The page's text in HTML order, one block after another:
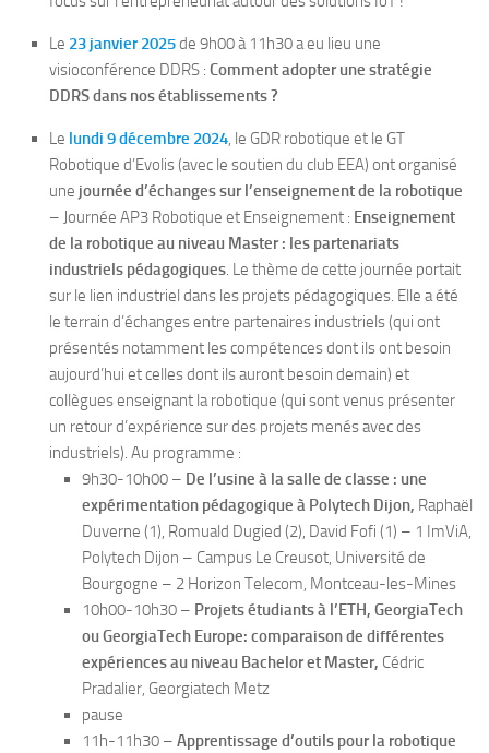
Le 23 janvier 2025de 9h00 à 11h30 a eu lieu une
visioconférence DDRS : Comment adopter une stratégie
DDRS dans nos établissements ?
Le lundi 9 décembre 2024, le GDR robotique et le GT
Robotique d’Evolis (avec le soutien du club EEA) ont organisé
une journée d’échanges sur l’enseignement de la robotique
– Journée AP3 Robotique et Enseignement : Enseignement
de la robotique au niveau Master : les partenariats
industriels pédagogiques. Le thème de cette journée portait
sur le lien industriel dans les projets pédagogiques. Elle a été
le terrain d’échanges entre partenaires industriels (qui ont
présentés notamment les compétences dont ils ont besoin
aujourd’hui et celles dont ils auront besoin demain) et
collègues enseignant la robotique (qui sont venus présenter
un retour d’expérience sur des projets menés avec des
industriels). Au programme :
9h30-10h00 – De l’usine à la salle de classe : une
expérimentation pédagogique à Polytech Dijon, Raphaël
Duverne (1), Romuald Dugied (2), David Fofi (1) – 1 ImViA,
Polytech Dijon – Campus Le Creusot, Université de
Bourgogne – 2 Horizon Telecom, Montceau-les-Mines
10h00-10h30 – Projets étudiants à l’ETH, GeorgiaTech
ou GeorgiaTech Europe: comparaison de différentes
expériences au niveau Bachelor et Master, Cédric
Pradalier, Georgiatech Metz
pause
11h-11h30 – Apprentissage d’outils pour la robotique